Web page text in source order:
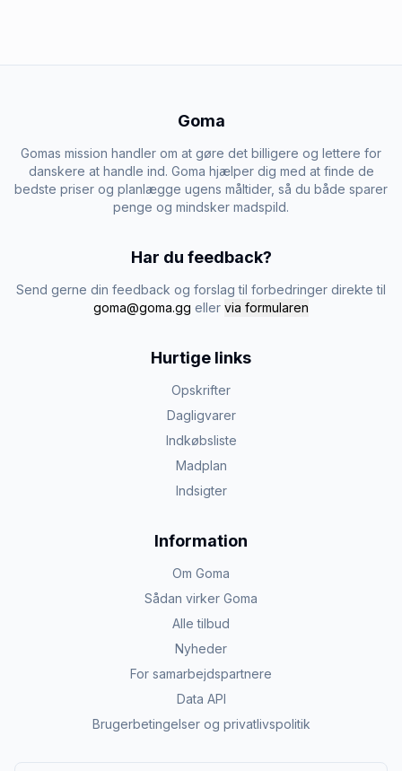
Goma
Gomas mission handler om at gøre det billigere og lettere for
danskere at handle ind. Goma hjælper dig med at finde de
bedste priser og planlægge ugens måltider, så du både sparer
penge og mindsker madspild.
Har du feedback?
Send gerne din feedback og forslag til forbedringer direkte til
goma@goma.gg eller via formularen
Hurtige links
Opskrifter
Dagligvarer
Indkøbsliste
Madplan
Indsigter
Information
Om Goma
Sådan virker Goma
Alle tilbud
Nyheder
For samarbejdspartnere
Data API
Brugerbetingelser og privatlivspolitik